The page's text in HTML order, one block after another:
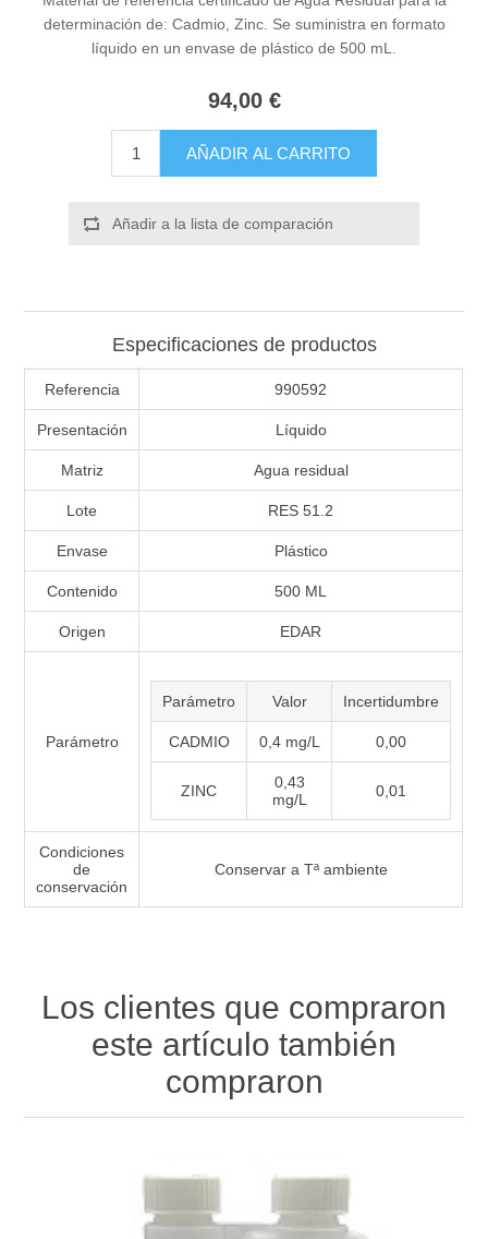
determinación de: Cadmio, Zinc. Se suministra en formato
líquido en un envase de plástico de 500 mL.
94,00 €
AÑADIR AL CARRITO
Añadir a la lista de comparación
Especificaciones de productos
Referencia 990592
Presentación Líquido
Matriz Agua residual
Lote RES 51.2
Envase Plástico
Contenido 500 ML
Origen EDAR
Parámetro
Parámetro Valor Incertidumbre
CADMIO 0,4 mg/L 0,00
ZINC
0,43
mg/L
0,01
Condiciones
de
conservación
Conservar a Tª ambiente
Los clientes que compraron
este artículo también
compraron